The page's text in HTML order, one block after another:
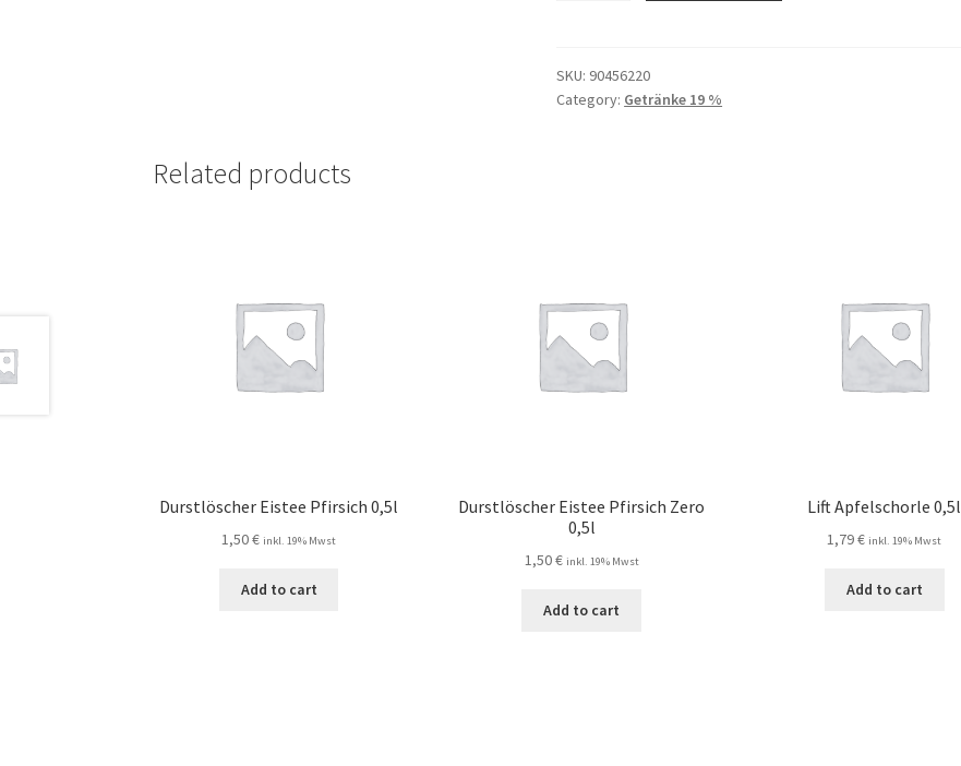
Waldbeere
sugarfree
SKU: 90456220
Category: Getränke 19 %
Related products
Durstlöscher Eistee Pfirsich 0,5l
1,50€ inkl. 19% Mwst
Add to cart
Durstlöscher Eistee Pfirsich Zero
0,5l
1,50€ inkl. 19% Mwst
Add to cart
Lift Apfelschorle 0,5l
1,79€ inkl. 19% Mwst
Add to cart